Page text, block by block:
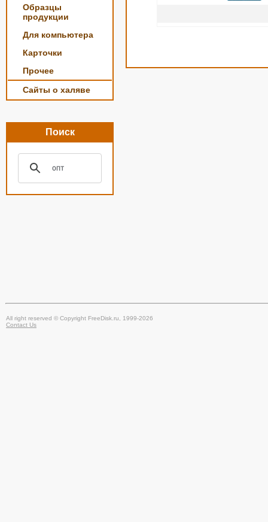
Образцы
продукции
Для компьютера
Карточки
Прочее
Сайты о халяве
Поиск
All right reserved © Copyright FreeDisk.ru, 1999-2026
Contact Us